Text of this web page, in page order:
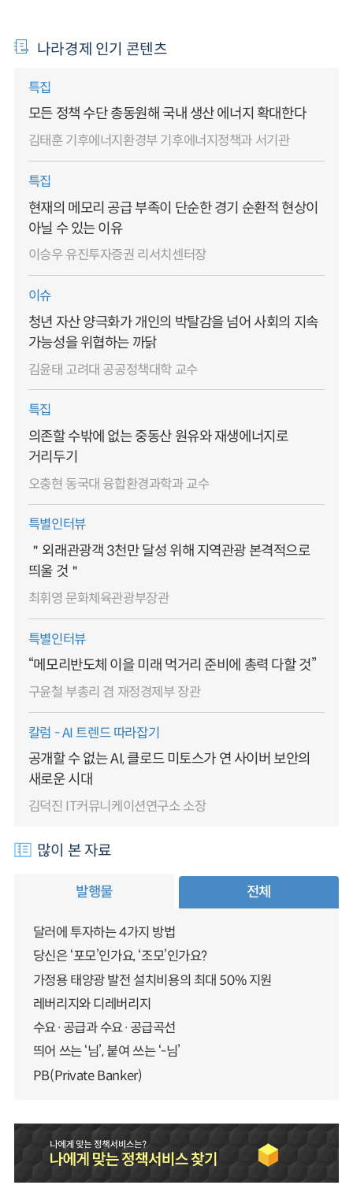
나라경제 인기 콘텐츠
특집
모든 정책 수단 총동원해 국내 생산 에너지 확대한다
김태훈 기후에너지환경부 기후에너지정책과 서기관
특집
현재의 메모리 공급 부족이 단순한 경기 순환적 현상이
아닐 수 있는 이유
이승우 유진투자증권 리서치센터장
이슈
청년 자산 양극화가 개인의 박탈감을 넘어 사회의 지속
가능성을 위협하는 까닭
김윤태 고려대 공공정책대학 교수
특집
의존할 수밖에 없는 중동산 원유와 재생에너지로
거리두기
오충현 동국대 융합환경과학과 교수
특별인터뷰
＂외래관광객 3천만 달성 위해 지역관광 본격적으로
띄울 것＂
최휘영 문화체육관광부장관
특별인터뷰
“메모리반도체 이을 미래 먹거리 준비에 총력 다할 것”
구윤철 부총리 겸 재정경제부 장관
칼럼 - AI 트렌드 따라잡기
공개할 수 없는 AI, 클로드 미토스가 연 사이버 보안의
새로운 시대
김덕진 IT커뮤니케이션연구소 소장
많이 본 자료
발행물 전체
달러에 투자하는 4가지 방법
당신은 ‘포모’인가요, ‘조모’인가요?
가정용 태양광 발전 설치비용의 최대 50% 지원
레버리지와 디레버리지
수요·공급과 수요·공급곡선
띄어 쓰는 ‘님’, 붙여 쓰는 ‘-님’
PB(Private Banker)